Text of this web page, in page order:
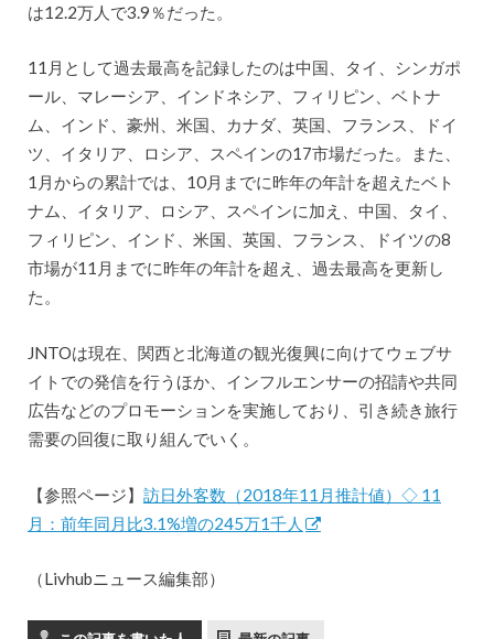
は12.2万人で3.9％だった。
11月として過去最高を記録したのは中国、タイ、シンガポ
ール、マレーシア、インドネシア、フィリピン、ベトナ
ム、インド、豪州、米国、カナダ、英国、フランス、ドイ
ツ、イタリア、ロシア、スペインの17市場だった。また、
1月からの累計では、10月までに昨年の年計を超えたベト
ナム、イタリア、ロシア、スペインに加え、中国、タイ、
フィリピン、インド、米国、英国、フランス、ドイツの8
市場が11月までに昨年の年計を超え、過去最高を更新し
た。
JNTOは現在、関西と北海道の観光復興に向けてウェブサ
イトでの発信を行うほか、インフルエンサーの招請や共同
広告などのプロモーションを実施しており、引き続き旅行
需要の回復に取り組んでいく。
【参照ページ】 訪日外客数（2018年11月推計値）◇ 11
月：前年同月比3.1%増の245万1千人
（Livhubニュース編集部）